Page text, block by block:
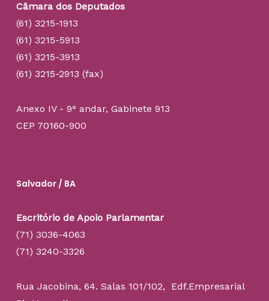
Câmara dos Deputados
(61) 3215-1913
(61) 3215-5913
(61) 3215-3913
(61) 3215-2913 (fax)
Anexo IV - 9° andar, Gabinete 913
CEP 70160-900
Salvador / BA
Escritório de Apoio Parlamentar
(71) 3036-4063
(71) 3240-3326
Rua Jacobina, 64. Salas 101/102, Edf.Empresarial